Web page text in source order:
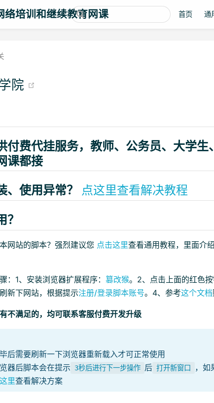
培训和继续教育网课 首页 通
院
付费代挂服务，教师、公务员、大学生
课都接
、使用异常？ 点这里查看解决教程
？
网站的脚本？强烈建议您 点击这里查看通用教程，里面介
：1、安装浏览器扩展程序： 篡改猴。2、点击上面的红色
新下网站，根据提示注册/登录脚本账号。4、参考这个文档
不满足的，均可联系客服付费开发升级
后需要刷新一下浏览器重新载入才可正常使用
器后脚本会在提示
3秒后进行下一步操作 后 打开新窗口
，如
里查看解决方案